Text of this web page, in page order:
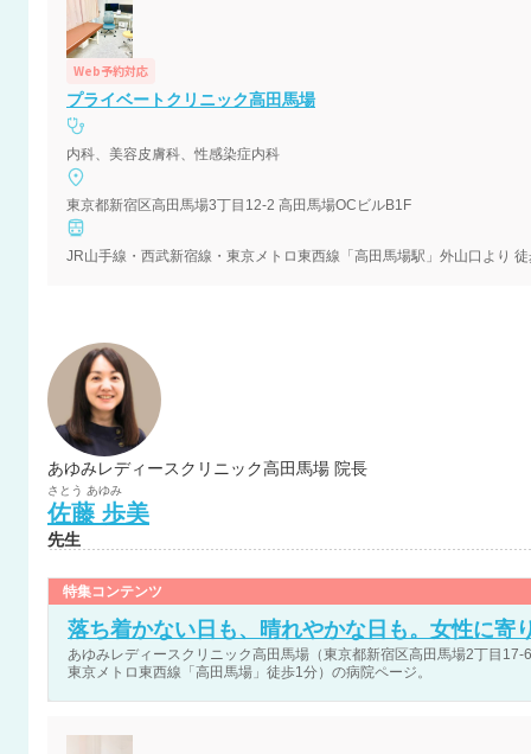
Web予約対応
プライベートクリニック高田馬場
内科、美容皮膚科、性感染症内科
東京都新宿区高田馬場3丁目12-2 高田馬場OCビルB1F
JR山手線・西武新宿線・東京メトロ東西線「高田馬場駅」外山口より
あゆみレディースクリニック高田馬場 院長
さとう あゆみ
佐藤 歩美
先生
特集コンテンツ
落ち着かない日も、晴れやかな日も。女性に寄
あゆみレディースクリニック高田馬場（東京都新宿区高田馬場2丁目
東京メトロ東西線「高田馬場」徒歩1分）の病院ページ。